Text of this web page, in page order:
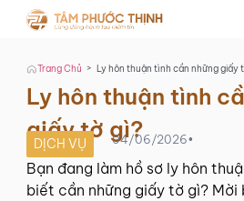
Trang Chủ > Ly hôn thuận tình cần những giấy
Ly hôn thuận tình
giấy tờ gì?
DỊCH VỤ 04/06/2026•
Bạn đang làm hồ sơ ly hôn
biết cần những giấy tờ gì? Mời